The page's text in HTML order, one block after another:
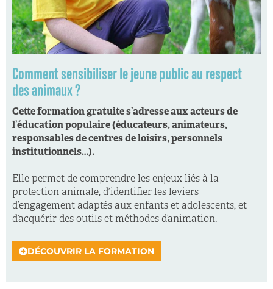
Comment sensibiliser le jeune public au respect
des animaux ?
Cette formation gratuite s’adresse aux acteurs de
l’éducation populaire (éducateurs, animateurs,
responsables de centres de loisirs, personnels
institutionnels…).
Elle permet de comprendre les enjeux liés à la
protection animale, d’identifier les leviers
d’engagement adaptés aux enfants et adolescents, et
d’acquérir des outils et méthodes d’animation.
DÉCOUVRIR LA FORMATION